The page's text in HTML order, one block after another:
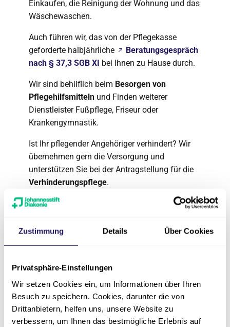
Zustimmung Details Über Cookies
Privatsphäre-Einstellungen
Wir setzen Cookies ein, um Informationen über Ihren
Besuch zu speichern. Cookies, darunter die von
Drittanbietern, helfen uns, unsere Website zu
verbessern, um Ihnen das bestmögliche Erlebnis auf
Einkaufen, die Reinigung der Wohnung und das
Wäschewaschen.
Auch führen wir, das von der Pflegekasse
geforderte halbjährliche
Beratungsgespräch
nach § 37,3 SGB XI bei Ihnen zu Hause durch.
Wir sind behilflich beim Besorgen von
Pflegehilfsmitteln und Finden weiterer
Dienstleister Fußpflege, Friseur oder
Krankengymnastik.
Ist Ihr pflegender Angehöriger verhindert? Wir
übernehmen gern die Versorgung und
unterstützen Sie bei der Antragstellung für die
Verhinderungspflege.
Information & Beratung
Wir stehen Ihnen mitumfassender Beratung
rund um die häusliche Pflege und Betreuung.
Zu folgenden Themen sprechen Sie uns zum
Beispiel gern an:
Kostenübernahme durch die Kranken- oder